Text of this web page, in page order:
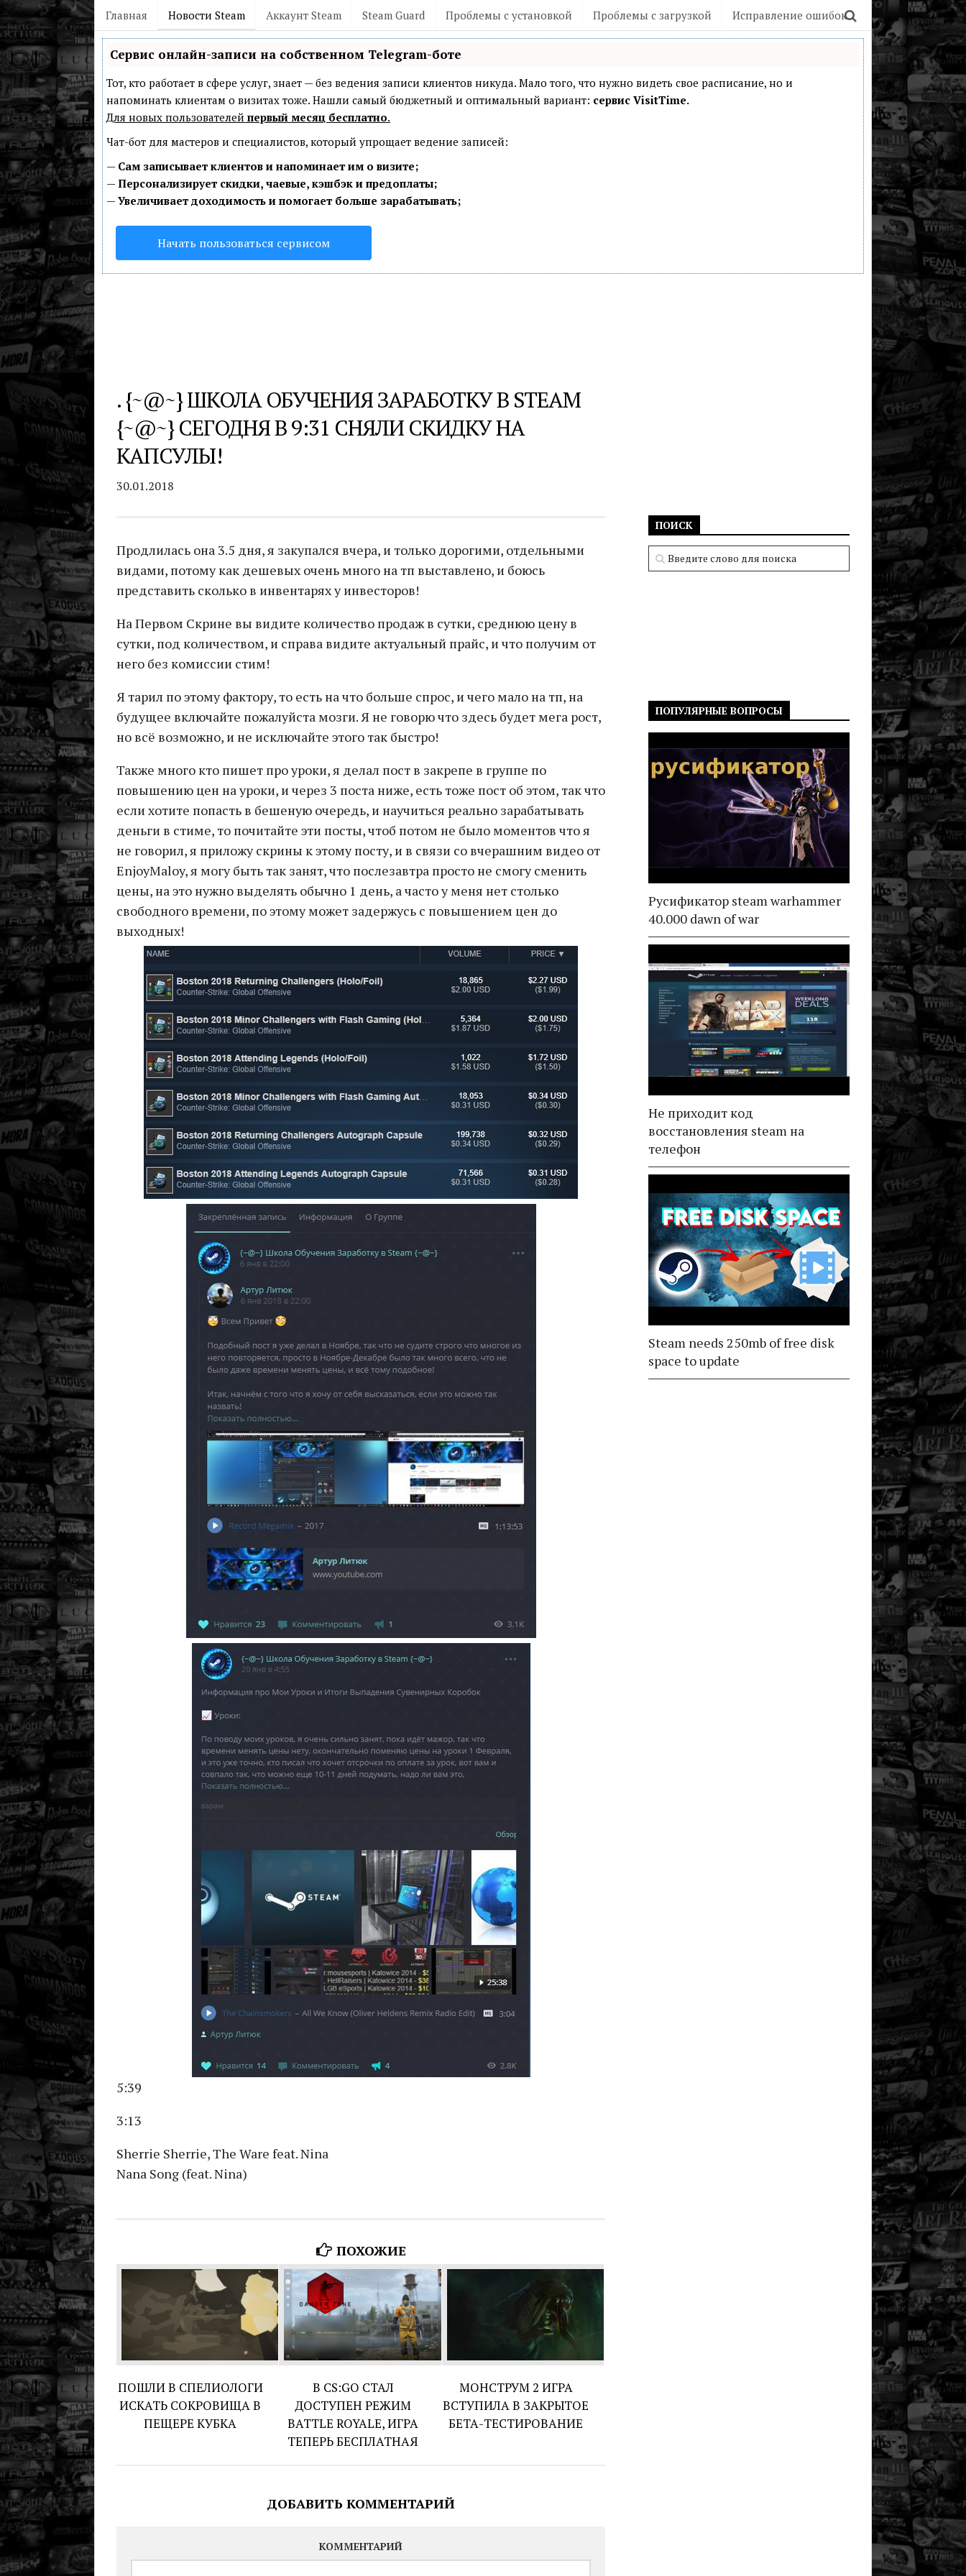
Главная Новости Steam Аккаунт Steam Steam Guard Проблемы с установкой Проблемы с загрузкой Исправление ошибок
Сервис онлайн-записи на собственном Telegram-боте
Тот, кто работает в сфере услуг, знает — без ведения записи клиентов никуда. Мало того, что нужно видеть свое расписание, но и
напоминать клиентам о визитах тоже. Нашли самый бюджетный и оптимальный вариант: сервис VisitTime.
Для новых пользователей первый месяц бесплатно.
Чат-бот для мастеров и специалистов, который упрощает ведение записей:
— Сам записывает клиентов и напоминает им о визите;
—Персонализирует скидки, чаевые, кэшбэк и предоплаты;
—Увеличивает доходимость и помогает больше зарабатывать;
Начать пользоваться сервисом
. {~@~} ШКОЛА ОБУЧЕНИЯ ЗАРАБОТКУ В STEAM
{~@~} СЕГОДНЯ В 9:31 СНЯЛИ СКИДКУ НА
КАПСУЛЫ!
30.01.2018
Продлилась она 3.5 дня, я закупался вчера, и только дорогими, отдельными
видами, потому как дешевых очень много на тп выставлено, и боюсь
представить сколько в инвентарях у инвесторов!
На Первом Скрине вы видите количество продаж в сутки, среднюю цену в
сутки, под количеством, и справа видите актуальный прайс, и что получим от
него без комиссии стим!
Я тарил по этому фактору, то есть на что больше спрос, и чего мало на тп, на
будущее включайте пожалуйста мозги. Я не говорю что здесь будет мега рост,
но всё возможно, и не исключайте этого так быстро!
Также много кто пишет про уроки, я делал пост в закрепе в группе по
повышению цен на уроки, и через 3 поста ниже, есть тоже пост об этом, так что
если хотите попасть в бешеную очередь, и научиться реально зарабатывать
деньги в стиме, то почитайте эти посты, чтоб потом не было моментов что я
не говорил, я приложу скрины к этому посту, и в связи со вчерашним видео от
EnjoyMaloy, я могу быть так занят, что послезавтра просто не смогу сменить
цены, на это нужно выделять обычно 1 день, а часто у меня нет столько
свободного времени, по этому может задержусь с повышением цен до
выходных!
5:39
3:13
Sherrie Sherrie, The Ware feat. Nina
Nana Song (feat. Nina)
ПОХОЖИЕ
ПОШЛИ В СПЕЛИОЛОГИ
ИСКАТЬ СОКРОВИЩА В
ПЕЩЕРЕ КУБКА
В CS:GO СТАЛ
ДОСТУПЕН РЕЖИМ
BATTLE ROYALE, ИГРА
ТЕПЕРЬ БЕСПЛАТНАЯ
МОНСТРУМ 2 ИГРА
ВСТУПИЛА В ЗАКРЫТОЕ
БЕТА-ТЕСТИРОВАНИЕ
ДОБАВИТЬ КОММЕНТАРИЙ
КОММЕНТАРИЙ
ПОИСК
ПОПУЛЯРНЫЕ ВОПРОСЫ
Русификатор steam warhammer
40.000 dawn of war
Не приходит код
восстановления steam на
телефон
Steam needs 250mb of free disk
space to update